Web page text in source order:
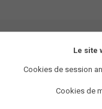
Le site
Cookies de session
Cookies de